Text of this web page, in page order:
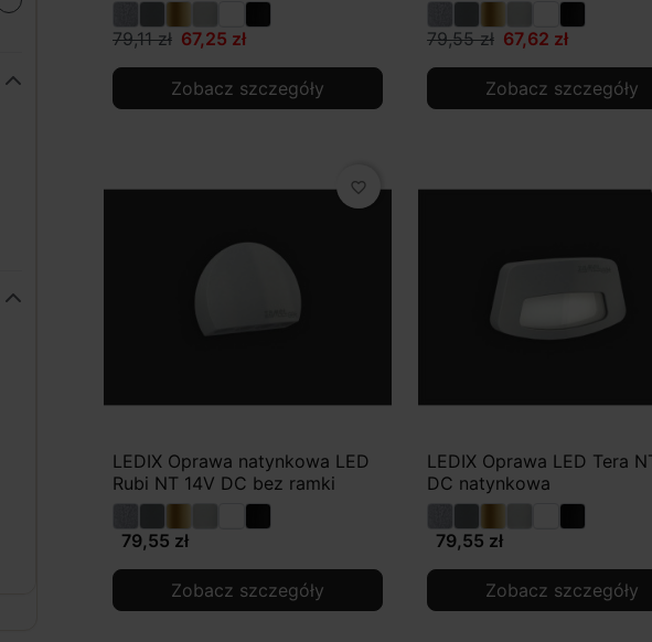
79,11 zł 67,25 zł
Zobacz szczegóły
79,55 zł 67,62 zł
Zobacz szczegóły
favorite_border
LEDIX Oprawa natynkowa LED
Rubi NT 14V DC bez ramki
79,55 zł
Zobacz szczegóły
LEDIX Oprawa LED Tera
DC natynkowa
79,55 zł
Zobacz szczegóły